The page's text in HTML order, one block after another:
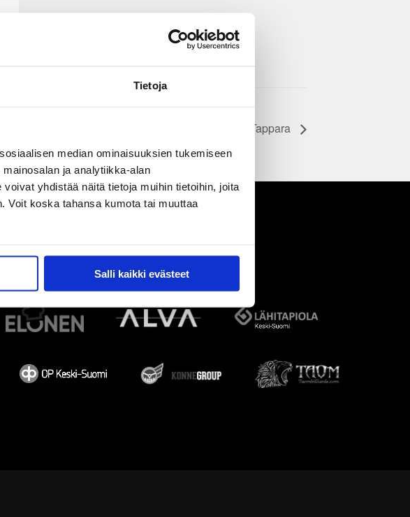
Tietoja
median ominaisuuksien tukemiseen
ja analytiikka-alan
yhdistää näitä tietoja muihin tietoihin, joita
Voit koska tahansa kumota tai muuttaa
Salli kaikki evästeet
JYP – Tappara